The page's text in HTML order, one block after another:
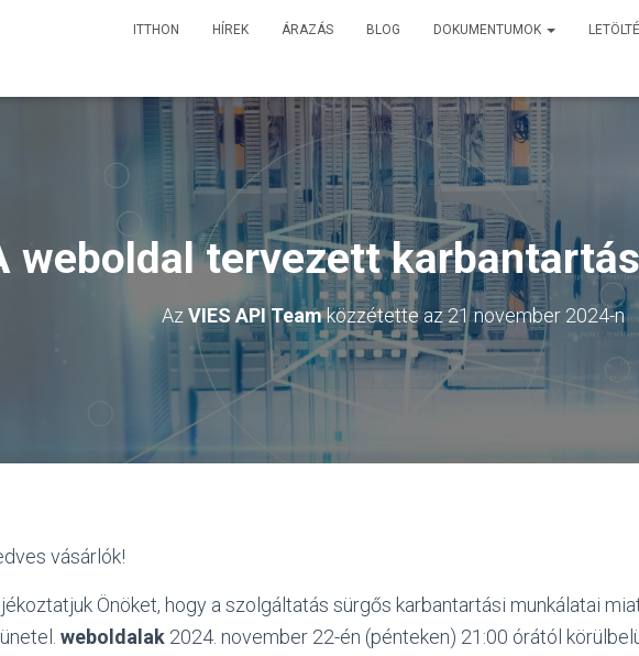
ITTHON HÍREK ÁRAZÁS BLOG DOKUMENTUMOK
weboldal tervezett
Az VIES API Teamközzétette az21 november 2024-n
vásárlók!
Önöket, hogy a szolgáltatás sürgős karbantartási munkálatai
weboldalak 2024. november 22-én (pénteken) 21:00 órától